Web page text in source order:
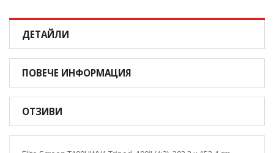
ДЕТАЙЛИ
ПОВЕЧЕ ИНФОРМАЦИЯ
ОТЗИВИ